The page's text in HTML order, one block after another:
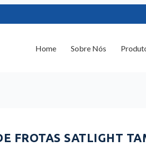
FROTAS SATLIGHT